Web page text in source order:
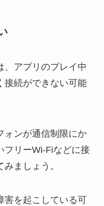
、アプリのプレイ中
接続ができない可能
ォンが通信制限にか
フリーWi-Fiなどに接
ましょう。
害を起こしている可